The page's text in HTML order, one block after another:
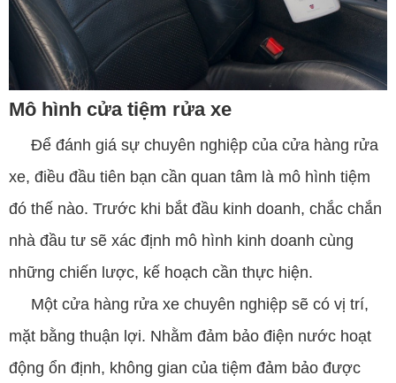
Mô hình cửa tiệm rửa xe
Để đánh giá sự chuyên nghiệp của cửa hàng rửa
xe, điều đầu tiên bạn cần quan tâm là mô hình tiệm
đó thế nào. Trước khi bắt đầu kinh doanh, chắc chắn
nhà đầu tư sẽ xác định mô hình kinh doanh cùng
những chiến lược, kế hoạch cần thực hiện.
Một cửa hàng rửa xe chuyên nghiệp sẽ có vị trí,
mặt bằng thuận lợi. Nhằm đảm bảo điện nước hoạt
động ổn định, không gian của tiệm đảm bảo được